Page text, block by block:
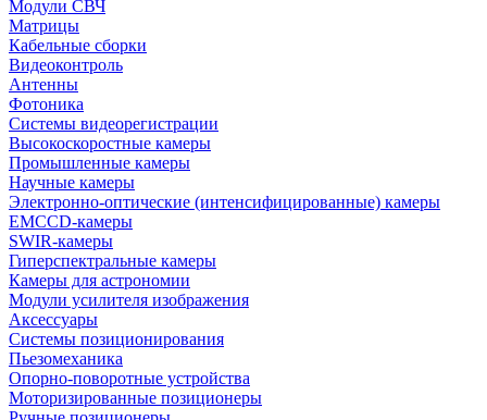
Модули СВЧ
Матрицы
Кабельные сборки
Видеоконтроль
Антенны
Фотоника
Cистемы видеорегистрации
Высокоскоростные камеры
Промышленные камеры
Научные камеры
Электронно-оптические (интенсифицированные) камеры
EMCCD-камеры
SWIR-камеры
Гиперспектральные камеры
Камеры для астрономии
Модули усилителя изображения
Аксессуары
Системы позиционирования
Пьезомеханика
Опорно-поворотные устройства
Моторизированные позиционеры